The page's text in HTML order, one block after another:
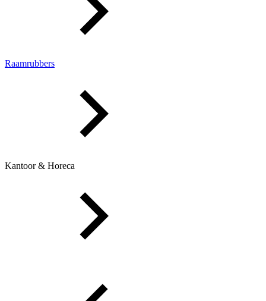
Raamrubbers
Kantoor & Horeca